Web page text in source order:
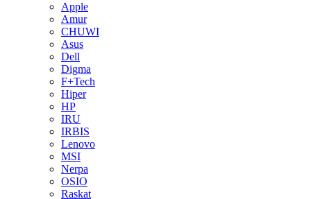
Apple
Amur
CHUWI
Asus
Dell
Digma
F+Tech
Hiper
HP
IRU
IRBIS
Lenovo
MSI
Nerpa
OSIO
Raskat